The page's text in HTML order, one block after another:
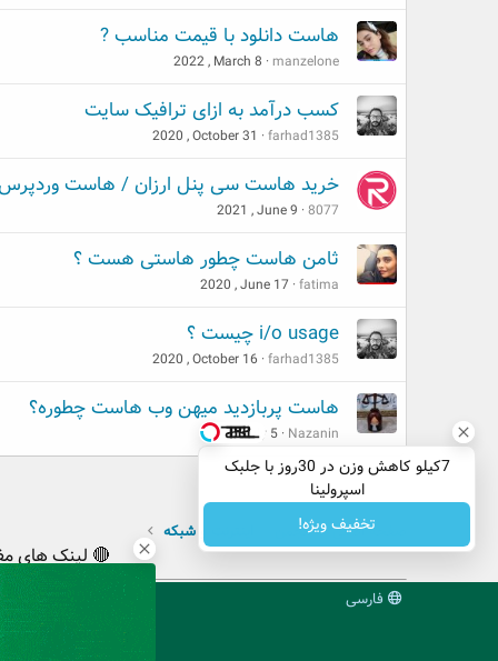
7کیلو کاهش وزن در 30روز با جلبک
اسپرولینا
تخفیف ویژه!
هاست دانلود با قیمت مناسب ?
manzelone
2022 , March 8
کسب درآمد به ازای ترافیک سایت
farhad1385
2020 , October 31
خرید هاست سی پنل ارزان / هاست وردپرس
8077
2021 , June 9
ثامن هاست چطور هاستی هست ؟
fatima
2020 , June 17
i/o usage چیست ؟
farhad1385
2020 , October 16
هاست پربازدید میهن وب هاست چطوره؟
Nazanin
2020 , July 5
صفحه اصلی انجمن اینترنت و شبکه
🔴 لینک های
فارسی